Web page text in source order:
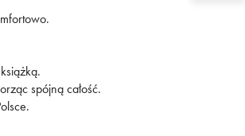
spójną całość.